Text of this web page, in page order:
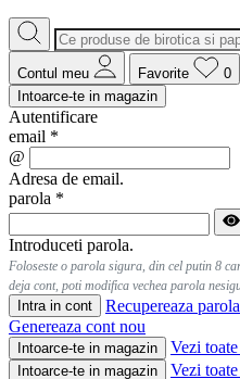
Contul meu Favorite 0
Intoarce-te in magazin
Autentificare
email *
@
Adresa de email.
parola *
Introduceti parola.
Foloseste o parola sigura, din cel putin 8
deja cont, poti modifica vechea parola
Intra in cont
Recupereaza parola
Genereaza cont nou
Intoarce-te in magazin Vezi
Intoarce-te in magazin Vezi